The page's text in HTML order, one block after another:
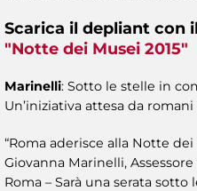
Scarica il depliant con il
"Notte dei Musei 2015"
Marinelli: Sotto le stelle in
Un’iniziativa attesa da
“Roma aderisce alla Notte dei
Giovanna Marinelli,
Roma – Sarà una serata